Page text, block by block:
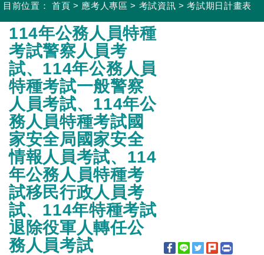
目前位置： 首頁 > 應考人專區 > 考試資訊 >考試期日計畫表
:::
114年公務人員特種
考試警察人員考
試、114年公務人員
特種考試一般警察
人員考試、114年公
務人員特種考試國
家安全局國家安全
情報人員考試、114
年公務人員特種考
試移民行政人員考
試、114年特種考試
退除役軍人轉任公
務人員考試